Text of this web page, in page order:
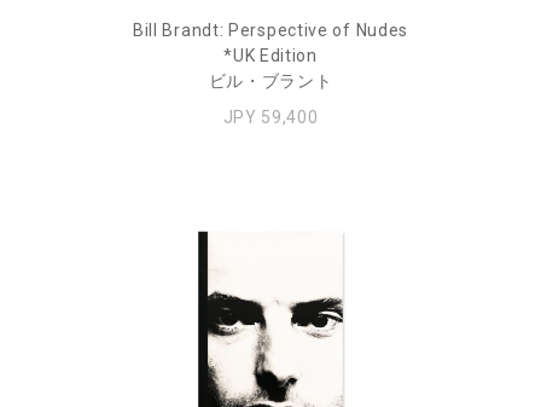
Bill Brandt: Perspective of Nudes
*UK Edition
ビル・ブラント
JPY 59,400